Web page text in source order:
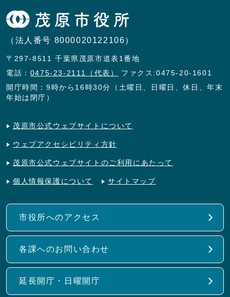
（法人番号 8000020122106）
〒297-8511 千葉県茂原市道表1番地
電話： 0475-23-2111（代表）
ファクス:0475-20-1601
開庁時間：9時から16時30分（土曜日、日曜日、休日、年末
年始は閉庁）
茂原市公式ウェブサイトについて
ウェブアクセシビリティ方針
茂原市公式ウェブサイトのご利用にあたって
個人情報保護について サイトマップ
市役所へのアクセス
各課へのお問い合わせ
延長開庁・日曜開庁